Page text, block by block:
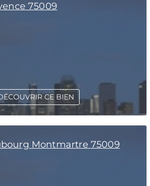
75009
CE BIEN
Montmartre 75009